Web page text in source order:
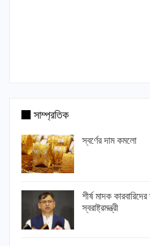
সাম্প্রতিক
স্বর্ণের দাম কমলো
শীর্ষ মাদক
স্বরাষ্ট্রমন্ত্রী